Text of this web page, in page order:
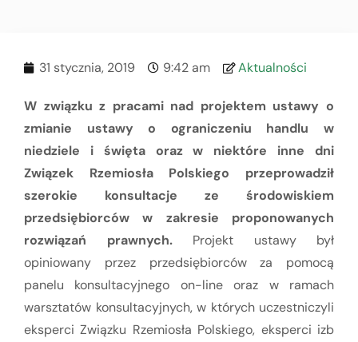
31 stycznia, 2019 9:42 am Aktualności
W związku z pracami nad projektem ustawy o
zmianie ustawy o ograniczeniu handlu w
niedziele i święta oraz w niektóre inne dni
Związek Rzemiosła Polskiego przeprowadził
szerokie konsultacje ze środowiskiem
przedsiębiorców w zakresie proponowanych
rozwiązań prawnych.Projekt ustawy był
opiniowany przez przedsiębiorców za pomocą
panelu konsultacyjnego on-line oraz w ramach
warsztatów konsultacyjnych, w których uczestniczyli
eksperci Związku Rzemiosła Polskiego, eksperci izb